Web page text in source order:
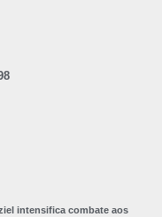
intensifica combate aos